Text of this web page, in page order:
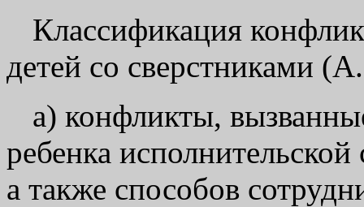
Классификация
детей со сверстниками
а) конфликты,
ребенка
а также способов